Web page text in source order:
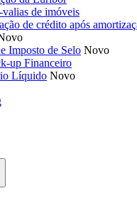
de imóveis
de crédito após
Imposto de Selo Novo
up Financeiro
Líquido Novo